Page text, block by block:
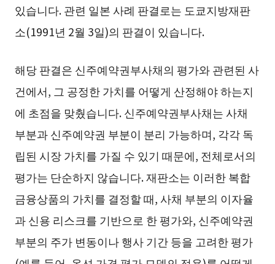
있습니다. 관련 일본 사례 판결로는 도쿄지방재판
소(1991년 2월 3일)의 판결이 있습니다.
해당 판결은 신주예약권부사채의 평가와 관련된 사
건에서, 그 공정한 가치를 어떻게 산정해야 하는지
에 초점을 맞췄습니다. 신주예약권부사채는 사채
부분과 신주예약권 부분이 분리 가능하며, 각각 독
립된 시장 가치를 가질 수 있기 때문에, 전체로서의
평가는 단순하지 않습니다. 재판소는 이러한 복합
금융상품의 가치를 결정할 때, 사채 부분의 이자율
과 신용 리스크를 기반으로 한 평가와, 신주예약권
부분의 주가 변동이나 행사 기간 등을 고려한 평가